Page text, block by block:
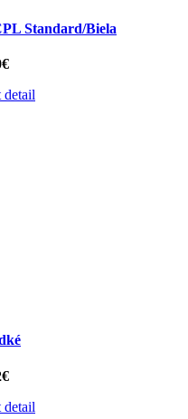
Standard/Biela